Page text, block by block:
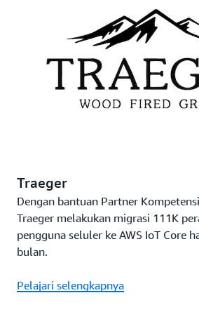
Traeger
Dengan bantuan Partner Kompetensi
Traeger melakukan migrasi 111K
pengguna seluler ke AWS IoT Core
bulan.
Pelajari selengkapnya